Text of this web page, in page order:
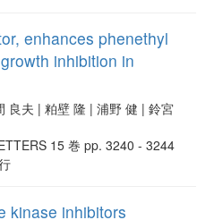
enhances phenethyl
inhibition in
良夫 | 粕壁 隆 | 浦野 健 | 鈴宮
15 巻 pp. 3240 - 3244
kinase inhibitors